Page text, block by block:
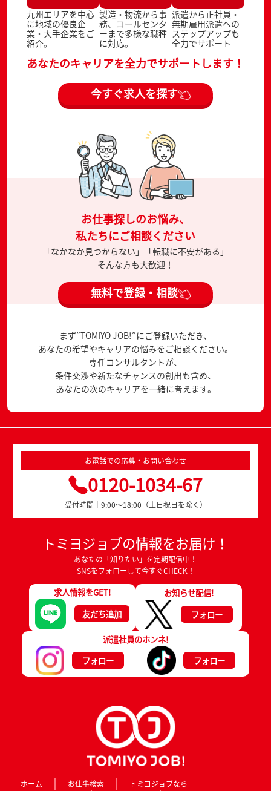
九州エリアを中心
に地域の優良企
業・大手企業をご
紹介。
製造・物流から事
務、コールセンタ
ーまで多様な職種
に対応。
派遣から正社員・
無期雇用派遣への
ステップアップも
全力でサポート
あなたのキャリアを全力でサポートします！
今すぐ求人を探す
お仕事探しのお悩み、
私たちにご相談ください
「なかなか見つからない」「転職に不安がある」
そんな方も大歓迎！
無料で登録・相談
まず”TOMIYO JOB!”にご登録いただき、
あなたの希望やキャリアの悩みをご相談ください。
専任コンサルタントが、
条件交渉や新たなチャンスの創出も含め、
あなたの次のキャリアを一緒に考えます。
お電話での応募・お問い合わせ
0120-1034-67
受付時間｜9:00～18:00（土日祝日を除く）
トミヨジョブの情報をお届け！
あなたの「知りたい」を定期配信中！
SNSをフォローして今すぐCHECK！
求人情報をGET!
友だち追加
お知らせ配信!
フォロー
派遣社員のホンネ!
フォロー
フォロー
ホーム お仕事検索
トミヨジョブなら